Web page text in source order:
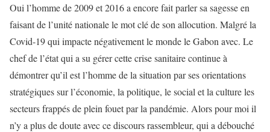
Oui l’homme de 2009 et 2016 a encore fait parler sa sagesse en
faisant de l’unité nationale le mot clé de son allocution. Malgré la
Covid-19 qui impacte négativement le monde le Gabon avec. Le
chef de l’état qui a su gérer cette crise sanitaire continue à
démontrer qu’il est l’homme de la situation par ses orientations
stratégiques sur l’économie, la politique, le social et la culture les
secteurs frappés de plein fouet par la pandémie. Alors pour moi il
n’y a plus de doute avec ce discours rassembleur, qui a débouché